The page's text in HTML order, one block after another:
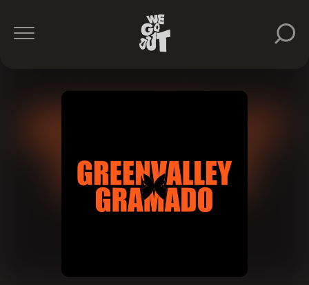
Vintage